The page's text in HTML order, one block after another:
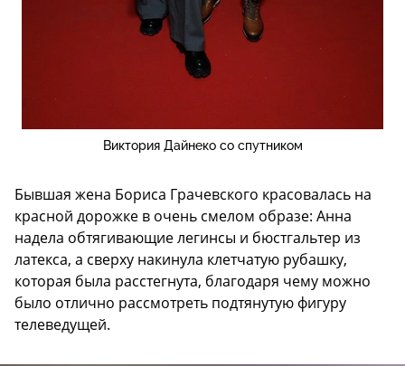
Виктория Дайнеко со спутником
Бывшая жена Бориса Грачевского красовалась на
красной дорожке в очень смелом образе: Анна
надела обтягивающие легинсы и бюстгальтер из
латекса, а сверху накинула клетчатую рубашку,
которая была расстегнута, благодаря чему можно
было отлично рассмотреть подтянутую фигуру
телеведущей.